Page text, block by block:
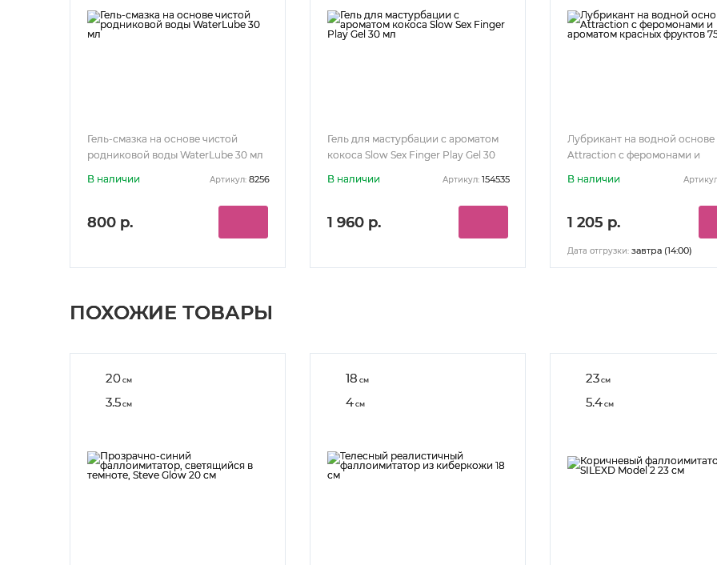
Гель-смазка на основе чистой
родниковой воды WaterLube 30 мл
В наличии
Артикул: 8256
800 р.
Гель для мастурбации с ароматом
кокоса Slow Sex Finger Play Gel 30
В наличии Артикул: 154535
1 960 р.
Лубрикант на водной основе
Attraction с феромонами и
В наличии
1 205 р.
Дата отгрузки: завтра (14:00)
ПОХОЖИЕ ТОВАРЫ
20см
3.5см
18 см
4см
23см
5.4см